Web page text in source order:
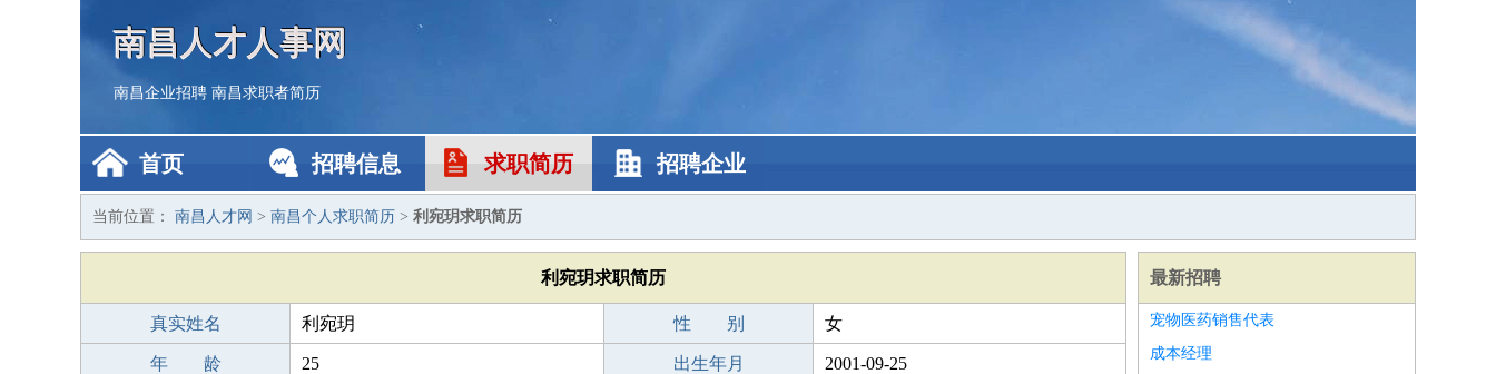
南昌人才人事网
南昌企业招聘 南昌求职者简历
首页 招聘信息 求职简历 招聘企业
当前位置： 南昌人才网 > 南昌个人求职简历 > 利宛玥求职简历
利宛玥求职简历
真实姓名 利宛玥 性 别 女
年 龄 25 出生年月 2001-09-25
最新招聘
宠物医药销售代表
成本经理